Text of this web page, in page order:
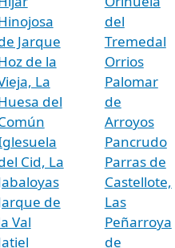
Jarque
de la
La
del
Cid, La
de
Val
del
Tremedal
Orrios
Palomar
de
Arroyos
Pancrudo
Parras de
Castellote,
Las
Peñarroya
de